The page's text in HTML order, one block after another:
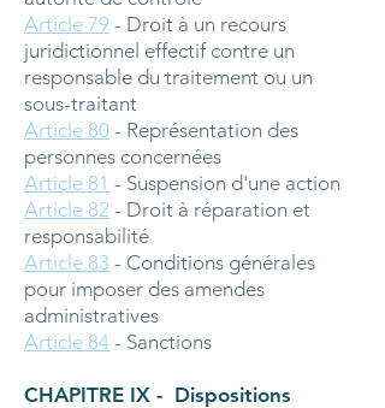
Article 79 - Droit à un recours
juridictionnel effectif contre un
responsable du traitement ou un
sous-traitant
Article 80 - Représentation des
personnes concernées
Article 81 - Suspension d'une action
Article 82 - Droit à réparation et
responsabilité
Article 83 - Conditions générales
pour imposer des amendes
administratives
Article 84 - Sanctions
CHAPITRE IX - Dispositions